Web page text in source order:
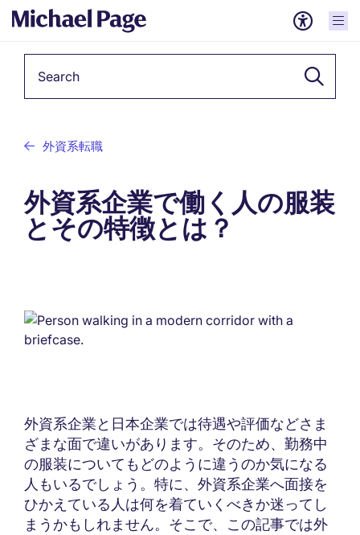
外資系転職
外資系企業で働く人の服装
とその特徴とは？
外資系企業と日本企業では待遇や評価などさま
ざまな面で違いがあります。そのため、勤務中
の服装についてもどのように違うのか気になる
人もいるでしょう。特に、外資系企業へ面接を
ひかえている人は何を着ていくべきか迷ってし
まうかもしれません。そこで、この記事では外